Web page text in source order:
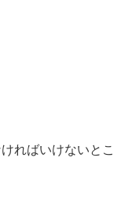
ればいけないとこ